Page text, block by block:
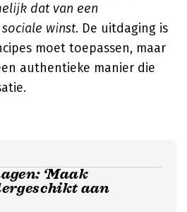
dat van een
winst. De uitdaging is
moet toepassen, maar
authentieke manier die
‘Maak
aan